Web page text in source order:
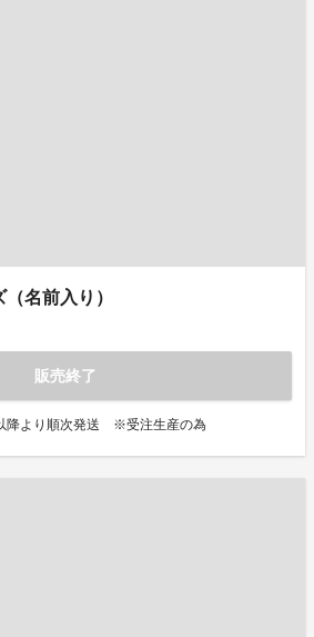
名前入り）
販売終了
降より順次発送 ※受注生産の為